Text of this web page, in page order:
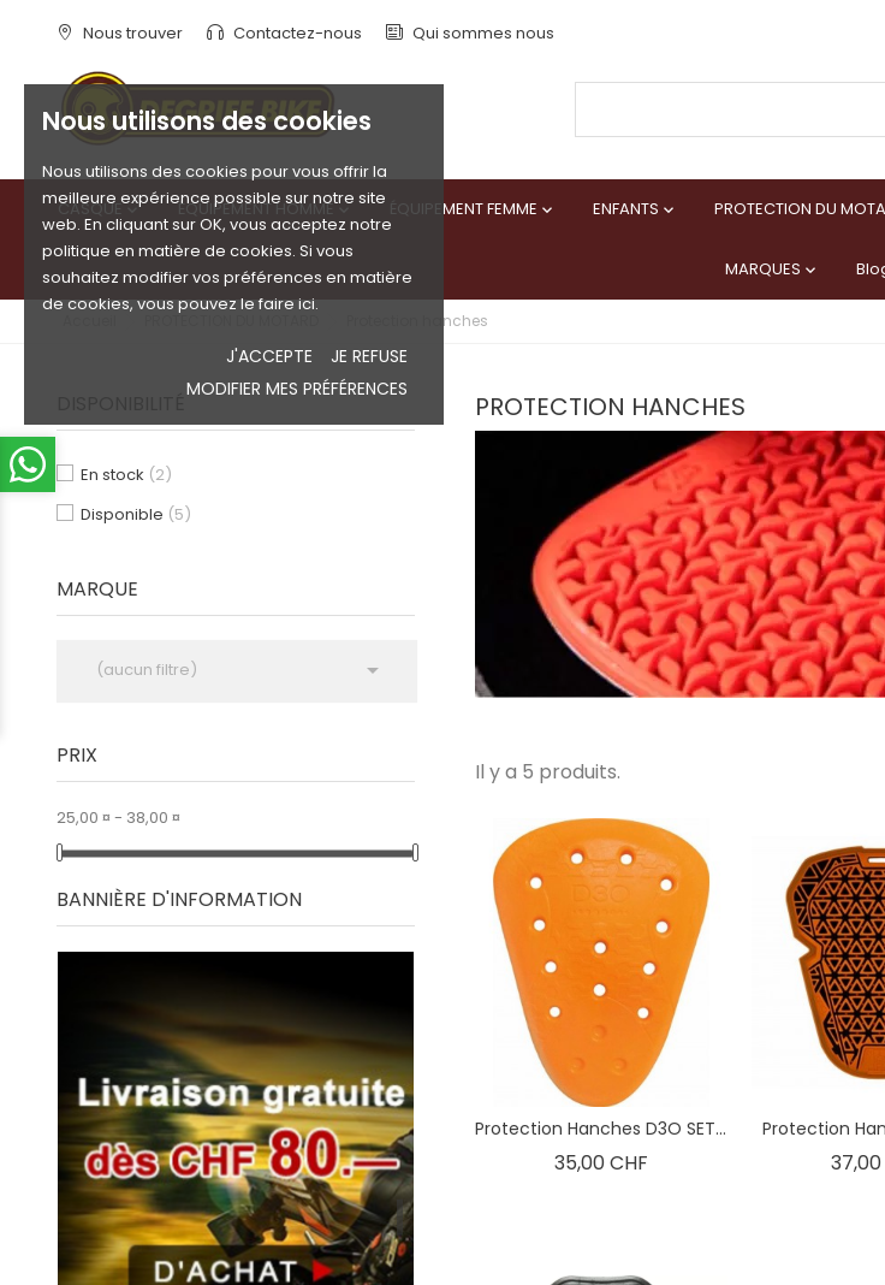
Nous utilisons des cookies
Nous utilisons des cookies pour vous offrir la
meilleure expérience possible sur notre site
web. En cliquant sur OK, vous acceptez notre
politique en matière de cookies. Si vous
souhaitez modifier vos préférences en matière
de cookies, vous pouvez le faire ici.
J'ACCEPTE
JE REFUSE
MODIFIER MES PRÉFÉRENCES
Nous trouver Contactez-nous Qui sommes nous
CASQUE  ÉQUIPEMENT HOMME ÉQUIPEMENT FEMME  ENFANTS  PROTECTION DU
MARQUES 
Protection hanches
En stock (2)
Disponible (5)
MARQUE
(aucun filtre) 
PRIX
25,00 ¤ - 38,00 ¤
BANNIÈRE D'INFORMATION
PROTECTION HANCHES
Il y a 5 produits.
Protection Hanches D3O SET...
35,00 CHFPrix
Protection
37,00